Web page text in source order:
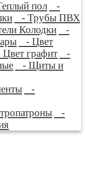
пол
-
- Трубы ПВХ
Колодки
-
- Цвет
графит
-
- Щиты и
-
-